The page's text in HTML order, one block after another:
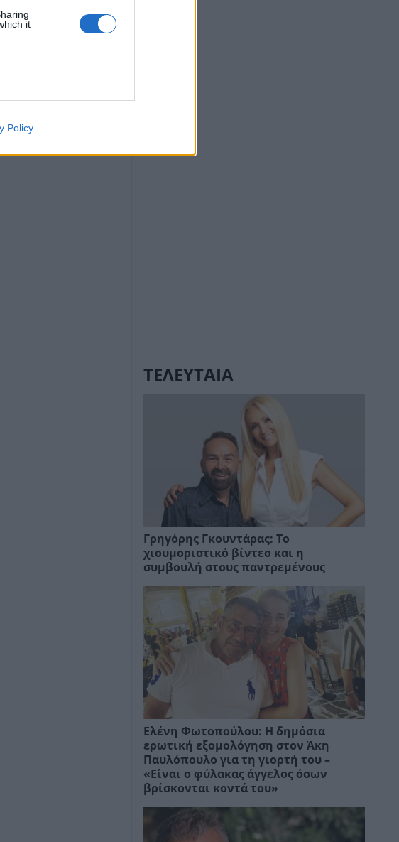
it
Policy
ΤΕΛΕΥΤΑΙΑ
Γρηγόρης Γκουντάρας: Το
χιουμοριστικό βίντεο και η
συμβουλή στους παντρεμένους
Ελένη Φωτοπούλου: Η δημόσια
ερωτική εξομολόγηση στον Άκη
Παυλόπουλο για τη γιορτή του –
«Είναι ο φύλακας άγγελος όσων
βρίσκονται κοντά του»